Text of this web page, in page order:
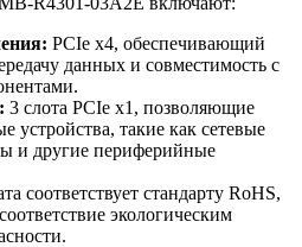
PCIe x4, обеспечивающий
данных и совместимость с
3 слота PCIe x1, позволяющие
устройства, такие как сетевые
и другие периферийные
соответствует стандарту RoHS,
экологическим